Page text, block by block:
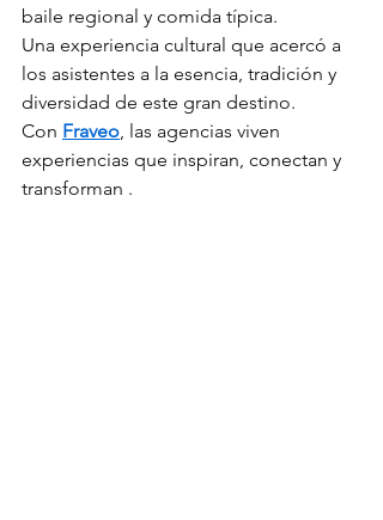
baile regional y comida típica.
Una experiencia cultural que acercó a
los asistentes a la esencia, tradición y
diversidad de este gran destino.
Con Fraveo, las agencias viven
experiencias que inspiran, conectan y
transforman .